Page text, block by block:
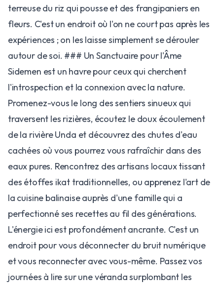
terreuse du riz qui pousse et des frangipaniers en
fleurs. C'est un endroit où l'on ne court pas après les
expériences ; on les laisse simplement se dérouler
autour de soi. ### Un Sanctuaire pour l'Âme
Sidemen est un havre pour ceux qui cherchent
l'introspection et la connexion avec la nature.
Promenez-vous le long des sentiers sinueux qui
traversent les rizières, écoutez le doux écoulement
de la rivière Unda et découvrez des chutes d'eau
cachées où vous pourrez vous rafraîchir dans des
eaux pures. Rencontrez des artisans locaux tissant
des étoffes ikat traditionnelles, ou apprenez l'art de
la cuisine balinaise auprès d'une famille qui a
perfectionné ses recettes au fil des générations.
L'énergie ici est profondément ancrante. C'est un
endroit pour vous déconnecter du bruit numérique
et vous reconnecter avec vous-même. Passez vos
journées à lire sur une véranda surplombant les